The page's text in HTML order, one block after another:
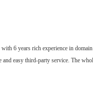
6 years rich experience in
easy third-party service. The